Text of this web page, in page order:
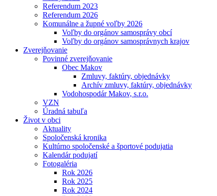
Referendum 2023
Referendum 2026
Komunálne a župné voľby 2026
Voľby do orgánov samosprávy obcí
Voľby do orgánov samosprávnych krajov
Zverejňovanie
Povinné zverejňovanie
Obec Makov
Zmluvy, faktúry, objednávky
Archív zmluvy, faktúry, objednávky
Vodohospodár Makov, s.r.o.
VZN
Úradná tabuľa
Život v obci
Aktuality
Spoločenská kronika
Kultúrno spoločenské a športové podujatia
Kalendár podujatí
Fotogaléria
Rok 2026
Rok 2025
Rok 2024